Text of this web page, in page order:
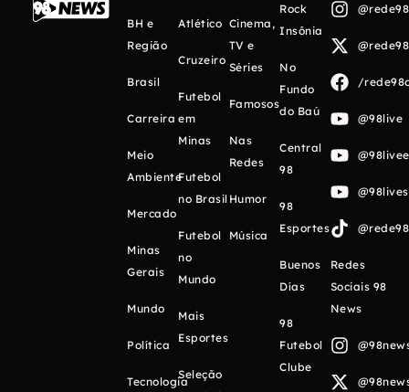
BH e
Região
Brasil
Carreira
Meio
Ambiente
Mercado
Minas
Gerais
Mundo
Política
Tecnologia
Atlético
Cruzeiro
Futebol
em
Minas
Futebol
no Brasil
Futebol
no
Mundo
Mais
Esportes
Seleção
Cinema,
TV e
Séries
Famosos
Nas
Redes
Humor
Música
Rock
Insônia
No
Fundo
do Baú
Central
98
98
Esportes
Buenos
Días
98
Futebol
Clube
/
@98live
Redes
Sociais 98
News